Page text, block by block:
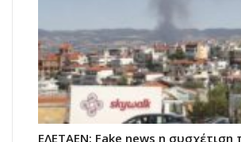
ΕΛΕΤΑΕΝ: Fake news η συσχέτιση